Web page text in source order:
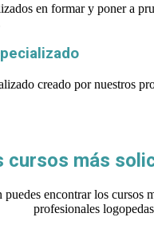
en formar y poner a
creado por nuestros
cursos más
encontrar los cursos
profesionales